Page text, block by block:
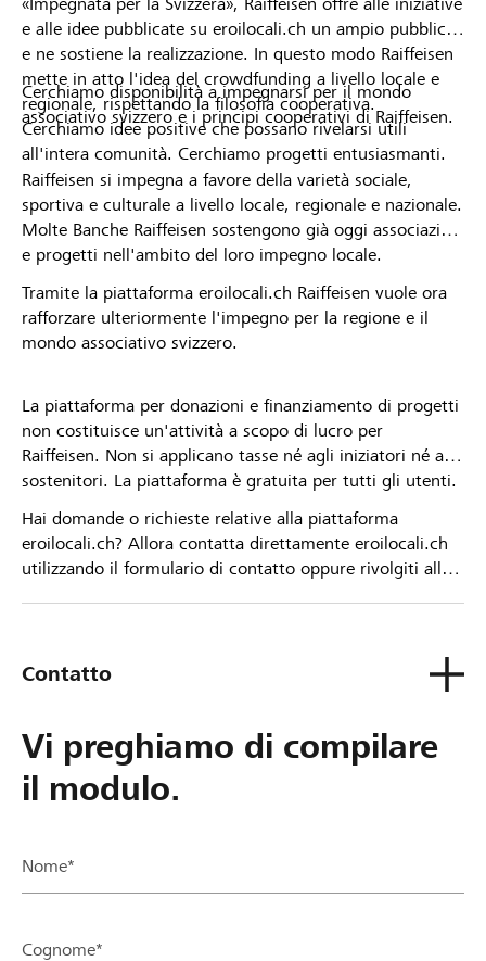
e alle idee pubblicate su eroilocali.ch un ampio pubblico
e ne sostiene la realizzazione. In questo modo Raiffeisen
mette in atto l'idea del crowdfunding a livello locale e
regionale, rispettando la filosofia cooperativa.
Cerchiamo idee positive che possano rivelarsi utili
all'intera comunità. Cerchiamo progetti entusiasmanti.
Cerchiamo disponibilità a impegnarsi per il mondo
associativo svizzero e i principi cooperativi di Raiffeisen.
Raiffeisen si impegna a favore della varietà sociale,
sportiva e culturale a livello locale, regionale e nazionale.
Molte Banche Raiffeisen sostengono già oggi associazioni
e progetti nell'ambito del loro impegno locale.
Tramite la piattaforma eroilocali.ch Raiffeisen vuole ora
rafforzare ulteriormente l'impegno per la regione e il
mondo associativo svizzero.
La piattaforma per donazioni e finanziamento di progetti
non costituisce un'attività a scopo di lucro per
Raiffeisen. Non si applicano tasse né agli iniziatori né ai
sostenitori. La piattaforma è gratuita per tutti gli utenti.
Hai domande o richieste relative alla piattaforma
eroilocali.ch? Allora contatta direttamente eroilocali.ch
utilizzando il formulario di contatto oppure rivolgiti alla
Contatto
Vi preghiamo di compilare
il modulo.
Nome*
Cognome*